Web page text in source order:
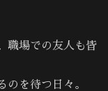
職場での友人も皆
のを待つ日々。